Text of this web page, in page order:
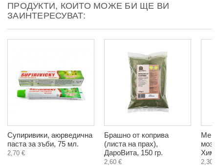
ПРОДУКТИ, КОИТО МОЖЕ БИ ЩЕ ВИ
ЗАИНТЕРЕСУВАТ:
Супиривики, аюрведична
паста за зъби, 75 мл.
2,70 €
Брашно от коприва
(листа на прах),
ДароВита, 150 гр.
2,60 € 2,30 €